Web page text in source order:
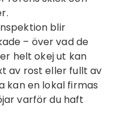
blir
– över vad de
helt okej ut kan
av rost eller fullt av
kan en lokal firmas
varför du haft